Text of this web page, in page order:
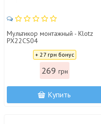
Мультикор монтажный - Klotz
PX22CS04
+ 27 грн бонус
269 грн
Купить